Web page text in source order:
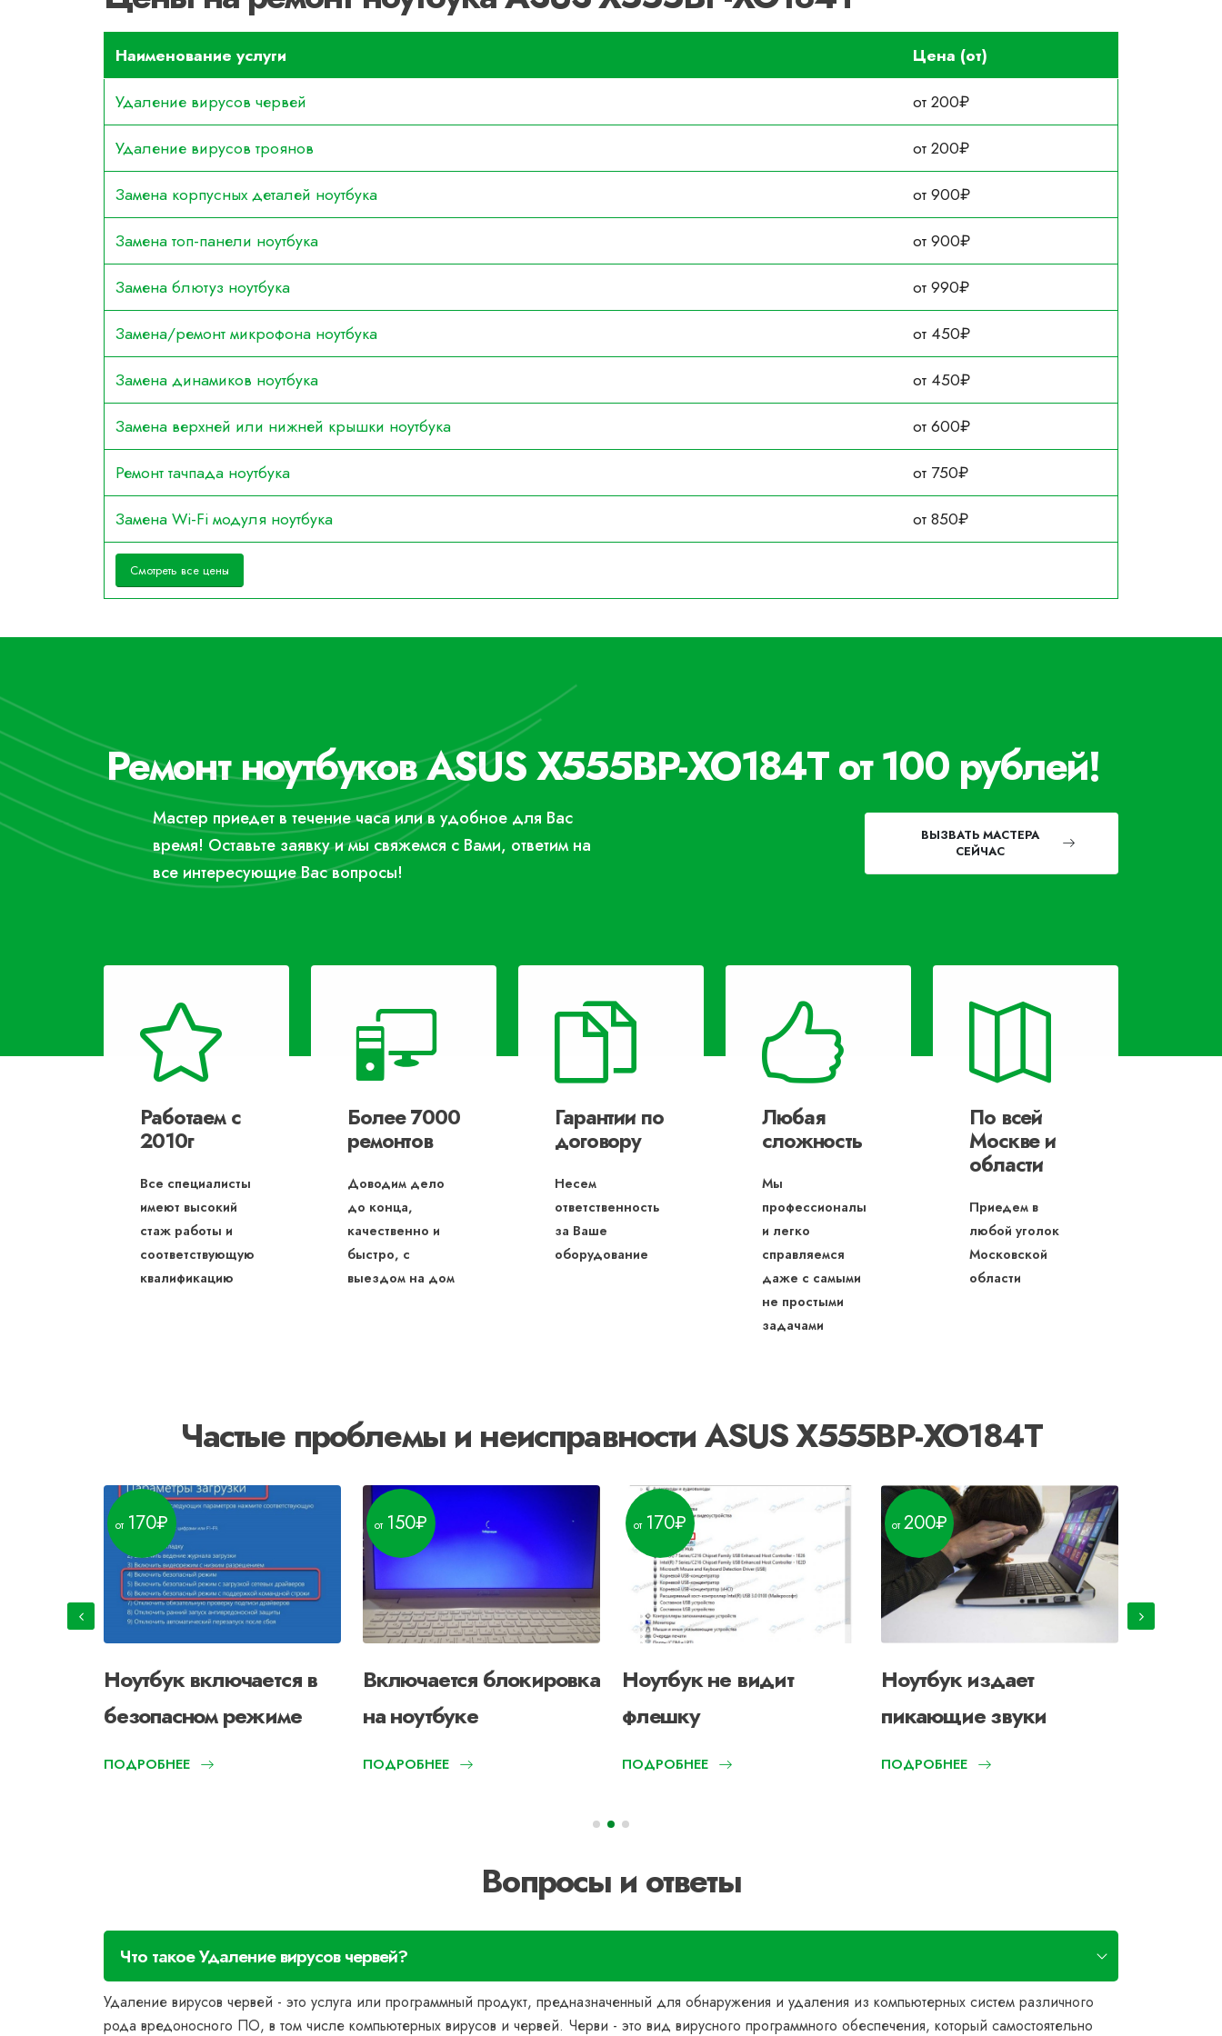
Наименование услуги
Цена (от)
Удаление вирусов червей
от 200₽
Удаление вирусов троянов
от 200₽
Замена корпусных деталей ноутбука
от 900₽
Замена топ-панели ноутбука
от 900₽
Замена блютуз ноутбука
от 990₽
Замена/ремонт микрофона ноутбука
от 450₽
Замена динамиков ноутбука
от 450₽
Замена верхней или нижней крышки ноутбука
от 600₽
Ремонт тачпада ноутбука
от 750₽
Замена Wi-Fi модуля ноутбука
от 850₽
Смотреть все цены
Ремонт ноутбуков ASUS X555BP-XO184T от 100 рублей!
Мастер приедет в течение часа или в удобное для Вас
время! Оставьте заявку и мы свяжемся с Вами, ответим на
все интересующие Вас вопросы!
ВЫЗВАТЬ МАСТЕРА
СЕЙЧАС
Работаем с
2010г
Все специалисты
имеют высокий
стаж работы и
соответствующую
квалификацию
Более 7000
ремонтов
Доводим дело
до конца,
качественно и
быстро, с
выездом на дом
Гарантии по
договору
Несем
ответственность
за Ваше
оборудование
Любая
сложность
Мы
профессионалы
и легко
справляемся
даже с самыми
не простыми
задачами
По всей
Москве и
области
Приедем в
любой уголок
Московской
области
Частые проблемы и неисправности ASUS X555BP-XO184T
Ноутбук включается в
безопасном режиме
170
ПОДРОБНЕЕ
Включается блокировка
на ноутбуке
150
ПОДРОБНЕЕ
Ноутбук не видит
флешку
170
ПОДРОБНЕЕ
Ноутбук издает
пикающие звуки
200
ПОДРОБНЕЕ
Вопросы и ответы
Что такое Удаление вирусов червей?
Удаление вирусов червей - это услуга или программный продукт, предназначенный для обнаружения и удаления из компьютерных систем различного
рода вредоносного ПО, в том числе компьютерных вирусов и червей. Черви - это вид вирусного программного обеспечения, который самостоятельно